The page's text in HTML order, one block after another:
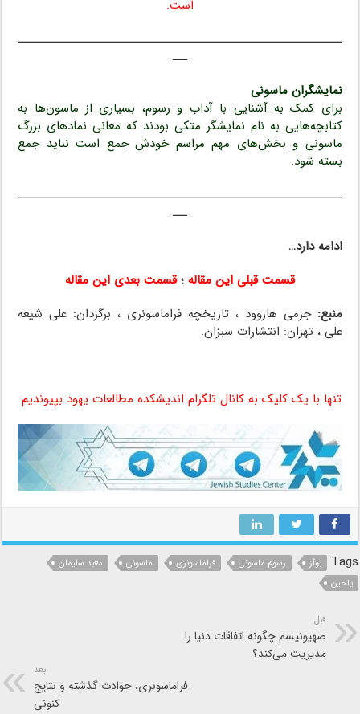
است.
ـــــــــــــــــــــــــــــــــــــــــــــــــــــــــــــــــــ
ـــ
نمایشگران ماسونی
برای کمک به آشنایی با آداب و رسوم، بسیاری از ماسون‌ها به
کتابچه‌هایی به نام نمایشگر متکی بودند که معانی نمادهای بزرگ
ماسونی و بخش‌های مهم مراسم خودش جمع است نباید جمع
بسته شود.
ـــــــــــــــــــــــــــــــــــــــــــــــــــــــــــــــــــ
ـــ
ادامه دارد…
قسمت قبلی این مقاله ؛قسمت بعدی این مقاله
منبع: جرمی هاروود ، تاریخچه فراماسونری ، برگردان: علی شیعه
علی ، تهران: انتشارات سبزان.
تنها با یک کلیک به کانال تلگرام اندیشکده مطالعات یهود بپیوندیم:
Tags بوآز رسوم ماسونی فراماسونری ماسونی
معبد سلیمان
یاخین
قبل
صهیونیسم چگونه اتفاقات دنیا را
مدیریت می‌کند؟
بعد
فراماسونری، حوادث گذشته و نتایج
کنونی